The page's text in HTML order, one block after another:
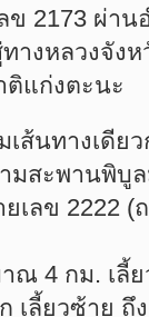
ข 2173 ผ่าน
างหลวงจัง
ติแก่งตะนะ
ส้นทางเดีย
มสะพานพิบู
เลข 2222
ณ 4 กม. เลี้
เลี้ยวซ้าย ถึ